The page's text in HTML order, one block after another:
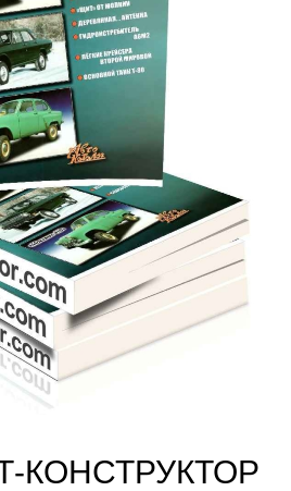
КОНСТРУКТОР